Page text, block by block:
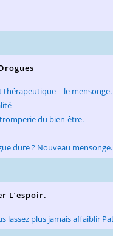
thérapeutique – le mensonge.
du bien-être.
dure ? Nouveau mensonge.
L’espoir.